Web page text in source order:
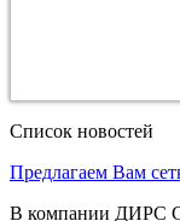
Список новостей
Предлагаем Вам
В компании ДИРС